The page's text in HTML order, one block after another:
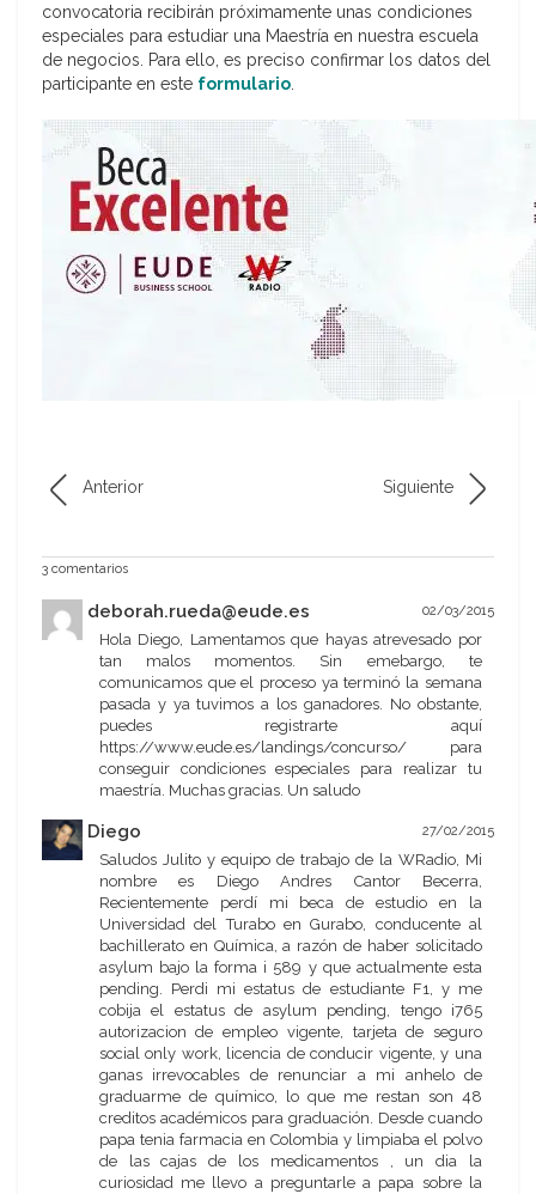
convocatoria recibirán próximamente unas condiciones
especiales para estudiar una Maestría en nuestra escuela
de negocios. Para ello, es preciso confirmar los datos del
participante en este formulario.
Anterior Siguiente
3 comentarios
deborah.rueda@eude.es 02/03/2015
Hola Diego, Lamentamos que hayas atrevesado por
tan malos momentos. Sin emebargo, te
comunicamos que el proceso ya terminó la semana
pasada y ya tuvimos a los ganadores. No obstante,
puedes registrarte aquí
https://www.eude.es/landings/concurso/ para
conseguir condiciones especiales para realizar tu
maestría. Muchas gracias. Un saludo
Diego 27/02/2015
Saludos Julito y equipo de trabajo de la WRadio, Mi
nombre es Diego Andres Cantor Becerra,
Recientemente perdí mi beca de estudio en la
Universidad del Turabo en Gurabo, conducente al
bachillerato en Química, a razón de haber solicitado
asylum bajo la forma i 589 y que actualmente esta
pending. Perdi mi estatus de estudiante F1, y me
cobija el estatus de asylum pending, tengo i765
autorizacion de empleo vigente, tarjeta de seguro
social only work, licencia de conducir vigente, y una
ganas irrevocables de renunciar a mi anhelo de
graduarme de químico, lo que me restan son 48
creditos académicos para graduación. Desde cuando
papa tenia farmacia en Colombia y limpiaba el polvo
de las cajas de los medicamentos , un dia la
curiosidad me llevo a preguntarle a papa sobre la